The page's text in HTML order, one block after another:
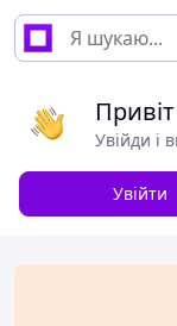
Привіт
Увійди і
Увійти